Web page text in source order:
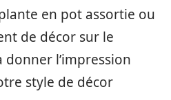
en pot assortie ou
de décor sur le
l’impression
style de décor